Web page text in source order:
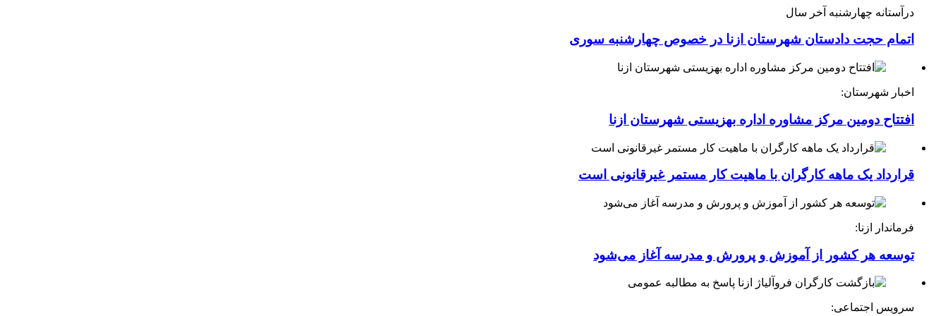
درآستانه چهارشنبه آخر سال
اتمام حجت دادستان شهرستان ازنا در خصوص چهارشنبه ‌سوری
اخبار شهرستان:
افتتاح دومین مرکز مشاوره اداره بهزیستی شهرستان ازنا
قرارداد یک ماهه کارگران با ماهیت کار مستمر غیرقانونی است
فرماندار ازنا:
توسعه هر کشور از آموزش و پرورش و مدرسه آغاز می‌شود
سرویس اجتماعی: